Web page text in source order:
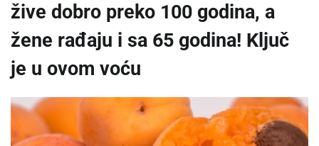
žive dobro preko 100 godina, a
žene rađaju i sa 65 godina! Ključ
je u ovom voću